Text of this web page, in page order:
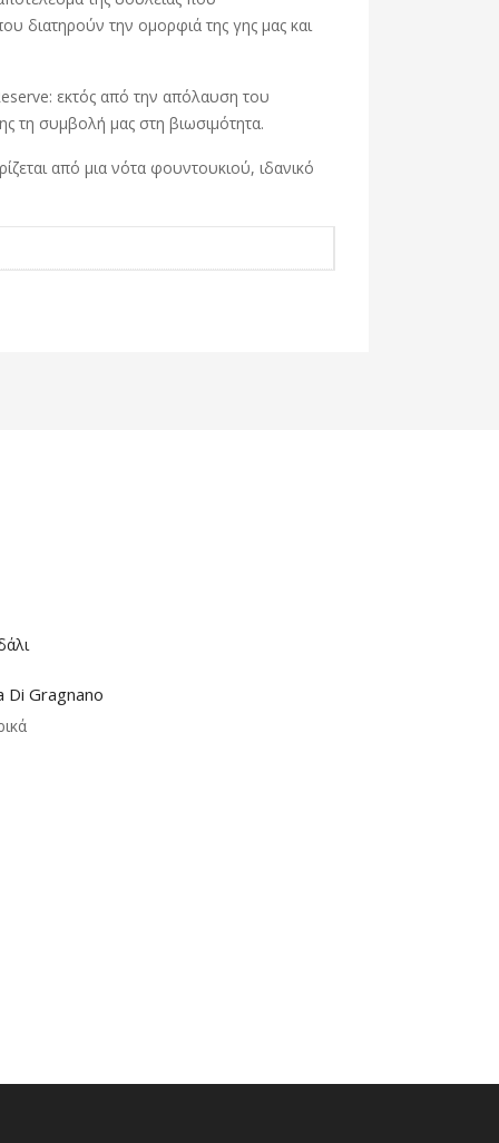
διατηρούν την ομορφιά της γης μας και
εκτός από την απόλαυση του
τη συμβολή μας στη βιωσιμότητα.
από μια νότα φουντουκιού, ιδανικό
Di Gragnano